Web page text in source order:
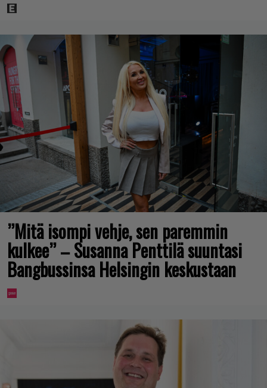
”Mitä isompi vehje, sen paremmin
kulkee” – Susanna Penttilä suuntasi
Bangbussinsa Helsingin keskustaan